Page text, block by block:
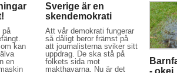
på
kan
en
Sverige är en
skendemokrati
Att vår demokrati fungerar
så dåligt beror främst på
att journalisterna sviker sitt
uppdrag. De ska stå på
folkets sida mot
makthavarna. Nu är det
-